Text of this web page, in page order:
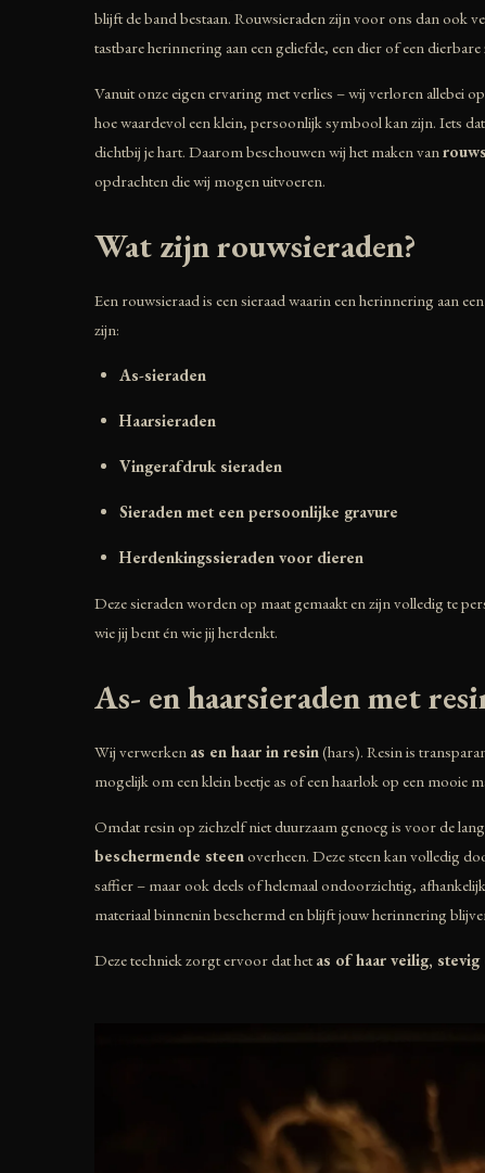
blijft de band bestaan. Rouwsieraden zijn voor ons dan ook
tastbare herinnering aan een geliefde, een dier of een dierbare
Vanuit onze eigen ervaring met verlies – wij verloren allebei
hoe waardevol een klein, persoonlijk symbool kan zijn. Iets
dichtbij je hart. Daarom beschouwen wij het maken van
opdrachten die wij mogen uitvoeren.
Wat zijn rouwsieraden?
Een rouwsieraad is een sieraad waarin een herinnering aan
zijn:
As-sieraden
Haarsieraden
Vingerafdruk sieraden
Sieraden met een persoonlijke gravure
Herdenkingssieraden voor dieren
Deze sieraden worden op maat gemaakt en zijn volledig te
wie jij bent én wie jij herdenkt.
As- en haarsieraden met
Wij verwerken as en haar in resin(hars). Resin is
mogelijk om een klein beetje as of een haarlok op een mooie
Omdat resin op zichzelf niet duurzaam genoeg is voor de
beschermende steenoverheen. Deze steen kan volledig
saffier – maar ook deels of helemaal ondoorzichtig,
materiaal binnenin beschermd en blijft jouw herinnering
Deze techniek zorgt ervoor dat hetas of haar veilig,